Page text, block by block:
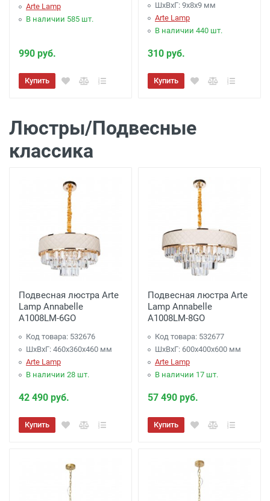
Arte Lamp
В наличии 585 шт.
990 руб.
Купить
ШхВхГ: 9x8x9 мм
Arte Lamp
В наличии 440 шт.
310 руб.
Купить
Люстры/Подвесные
классика
Подвесная люстра Arte
Lamp Annabelle
A1008LM-6GO
Код товара: 532676
ШхВхГ: 460x360x460 мм
Arte Lamp
В наличии 28 шт.
42 490 руб.
Купить
Подвесная люстра Arte
Lamp Annabelle
A1008LM-8GO
Код товара: 532677
ШхВхГ: 600x400x600 мм
Arte Lamp
В наличии 17 шт.
57 490 руб.
Купить